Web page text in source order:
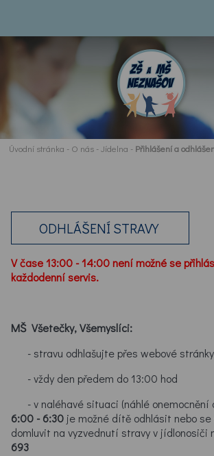
Úvodní stránka - O nás-Jídelna - Přihlášení a
ODHLÁŠENÍ STRAVY
V čase 13:00 - 14:00 není možné se
každodenní servis.
MŠ Všetečky, Všemyslíci:
- stravu odhlašujte přes webové stránky
- vždy den předem do 13:00 hod
- v naléhavé situaci (náhlé onemocnění
6:00 - 6:30 je možné dítě odhlásit nebo se
domluvit na vyzvednutí stravy v jídlonosiči
693